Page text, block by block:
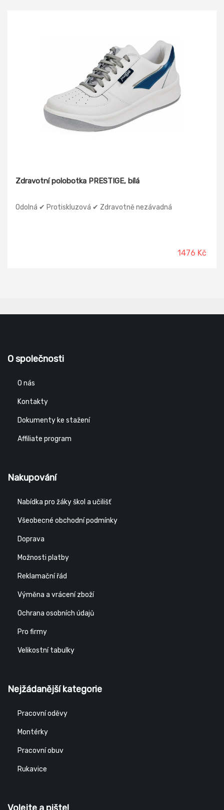
Zdravotní polobotka PRESTIGE, bílá
Odolná ✔ Protiskluzová ✔ Zdravotně nezávadná
1476 Kč
O společnosti
O nás
Kontakty
Dokumenty ke stažení
Affiliate program
Nakupování
Nabídka pro žáky škol a učilišť
Všeobecné obchodní podmínky
Doprava
Možnosti platby
Reklamační řád
Výměna a vrácení zboží
Ochrana osobních údajů
Pro firmy
Velikostní tabulky
Nejžádanější kategorie
Pracovní oděvy
Montérky
Pracovní obuv
Rukavice